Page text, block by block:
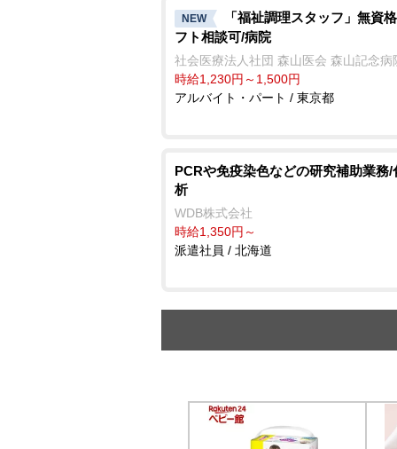
NEW
「福祉調理スタッフ」無資
フト相談可/病院
社会医療法人社団 森山医会 森山記念病
時給1,230円～1,500円
アルバイト・パート / 東京都
PCRや免疫染色などの研究補助業務/
析
WDB株式会社
時給1,350円～
派遣社員 / 北海道